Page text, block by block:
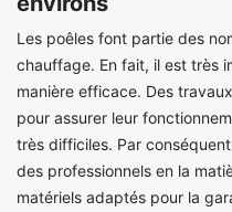
Les poêles font partie des
chauffage. En fait, il est très
manière efficace. Des
pour assurer leur
très difficiles. Par
des professionnels en la
matériels adaptés pour la